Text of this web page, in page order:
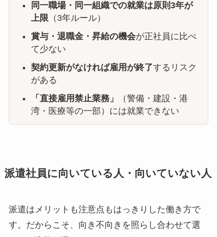
同一職場・同一組織での就業は原則3年が
上限（3年ルール）
賞与・退職金・昇給の機会が正社員に比べ
て少ない
契約更新がなければ雇用が終了するリスク
がある
「直接雇用禁止業務」
（警備・建設・港
湾・医療等の一部）には就業できない
派遣社員に向いている人・向いていない人
派遣はメリットも注意点もはっきりした働き方で
す。だからこそ、向き不向きを照らし合わせて選